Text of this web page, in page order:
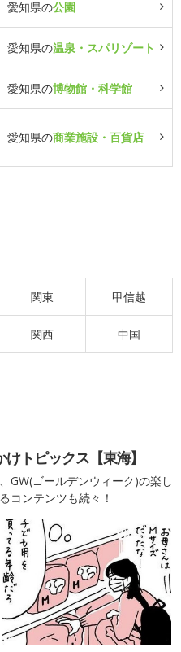
愛知県の公園
愛知県の温泉・スパリゾート
愛知県の博物館・科学館
愛知県の商業施設・百貨店
関東 甲信越
関西 中国
トピックス【東海】
GW(ゴールデンウィーク)の楽し
コンテンツも続々！